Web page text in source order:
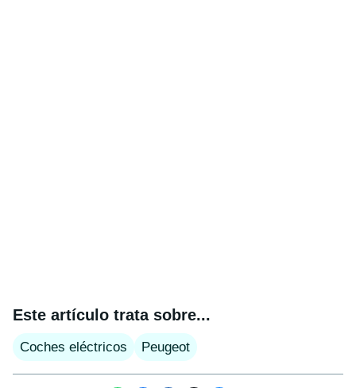
Este artículo trata sobre...
Coches eléctricos Peugeot